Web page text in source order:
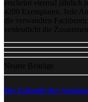
erscheint viermal jährlich
4200 Exemplaren. Jede
die verwandten
verdeutlicht die
Neuste Beiträge
Die Zukunft der